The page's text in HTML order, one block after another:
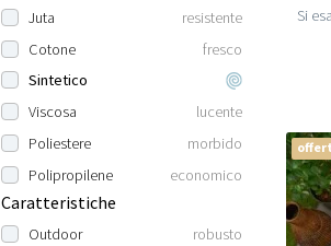
Juta
resistente
Cotone
fresco
Sintetico
Viscosa
lucente
Poliestere
morbido
Polipropilene
economico
Caratteristiche
Outdoor
robusto
Si